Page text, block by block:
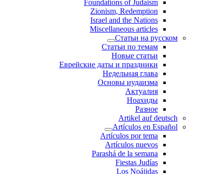
Foundations of Judaism
Zionism, Redemption
Israel and the Nations
Miscellaneous articles
Статьи на русском
Статьи по темам
Новые статьи
Еврейские даты и праздники
Недельная глава
Основы иудаизма
Актуалия
Ноахиды
Разное
Artikel auf deutsch
Artículos en Español
Artículos por tema
Artículos nuevos
Parashá de la semana
Fiestas Judías
Los Noájidas